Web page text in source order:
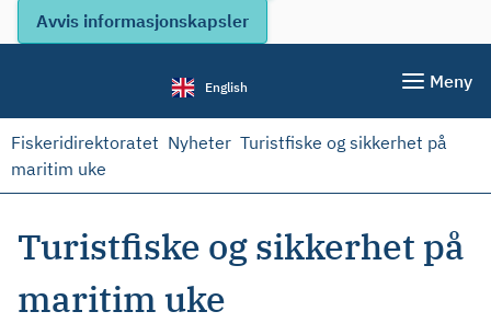
English Meny
Fiskeridirektoratet Nyheter Turistfiske og sikkerhet på
maritim uke
Turistfiske og sikkerhet på
maritim uke